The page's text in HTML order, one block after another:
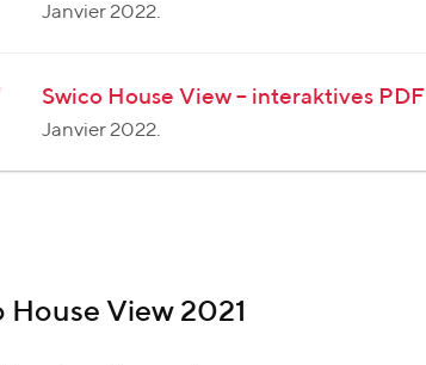
Janvier 2022.
Swico House View – interaktives PDF
Janvier 2022.
House View 2021